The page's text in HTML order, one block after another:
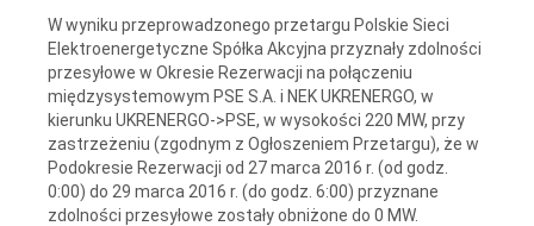
W wyniku przeprowadzonego przetargu Polskie Sieci
Elektroenergetyczne Spółka Akcyjna przyznały zdolności
przesyłowe w Okresie Rezerwacji na połączeniu
międzysystemowym PSE S.A. i NEK UKRENERGO, w
kierunku UKRENERGO->PSE, w wysokości 220 MW, przy
zastrzeżeniu (zgodnym z Ogłoszeniem Przetargu), że w
Podokresie Rezerwacji od 27 marca 2016 r. (od godz.
0:00) do 29 marca 2016 r. (do godz. 6:00) przyznane
zdolności przesyłowe zostały obniżone do 0 MW.